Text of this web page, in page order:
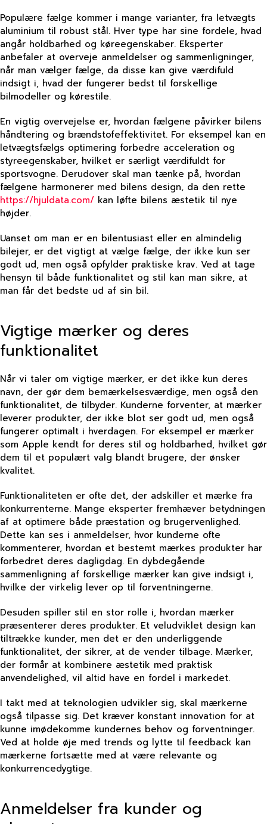
Populære fælge kommer i mange varianter, fra letvægts
aluminium til robust stål. Hver type har sine fordele, hvad
angår holdbarhed og køreegenskaber. Eksperter
anbefaler at overveje anmeldelser og sammenligninger,
når man vælger fælge, da disse kan give værdifuld
indsigt i, hvad der fungerer bedst til forskellige
bilmodeller og kørestile.
En vigtig overvejelse er, hvordan fælgene påvirker bilens
håndtering og brændstofeffektivitet. For eksempel kan en
letvægtsfælgs optimering forbedre acceleration og
styreegenskaber, hvilket er særligt værdifuldt for
sportsvogne. Derudover skal man tænke på, hvordan
fælgene harmonerer med bilens design, da den rette
https://hjuldata.com/ kan løfte bilens æstetik til nye
højder.
Uanset om man er en bilentusiast eller en almindelig
bilejer, er det vigtigt at vælge fælge, der ikke kun ser
godt ud, men også opfylder praktiske krav. Ved at tage
hensyn til både funktionalitet og stil kan man sikre, at
man får det bedste ud af sin bil.
Vigtige mærker og deres
funktionalitet
Når vi taler om vigtige mærker, er det ikke kun deres
navn, der gør dem bemærkelsesværdige, men også den
funktionalitet, de tilbyder. Kunderne forventer, at mærker
leverer produkter, der ikke blot ser godt ud, men også
fungerer optimalt i hverdagen. For eksempel er mærker
som Apple kendt for deres stil og holdbarhed, hvilket gør
dem til et populært valg blandt brugere, der ønsker
kvalitet.
Funktionaliteten er ofte det, der adskiller et mærke fra
konkurrenterne. Mange eksperter fremhæver betydningen
af at optimere både præstation og brugervenlighed.
Dette kan ses i anmeldelser, hvor kunderne ofte
kommenterer, hvordan et bestemt mærkes produkter har
forbedret deres dagligdag. En dybdegående
sammenligning af forskellige mærker kan give indsigt i,
hvilke der virkelig lever op til forventningerne.
Desuden spiller stil en stor rolle i, hvordan mærker
præsenterer deres produkter. Et veludviklet design kan
tiltrække kunder, men det er den underliggende
funktionalitet, der sikrer, at de vender tilbage. Mærker,
der formår at kombinere æstetik med praktisk
anvendelighed, vil altid have en fordel i markedet.
I takt med at teknologien udvikler sig, skal mærkerne
også tilpasse sig. Det kræver konstant innovation for at
kunne imødekomme kundernes behov og forventninger.
Ved at holde øje med trends og lytte til feedback kan
mærkerne fortsætte med at være relevante og
konkurrencedygtige.
Anmeldelser fra kunder og